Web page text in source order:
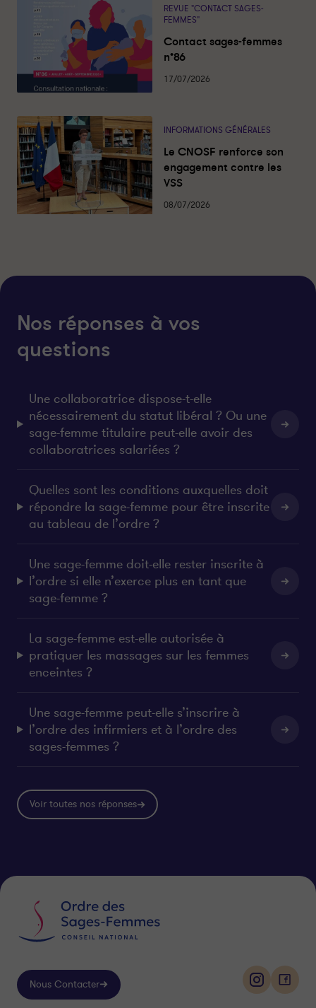
REVUE "CONTACT SAGES-
FEMMES"
Contact sages-femmes
n°86
17/07/2026
INFORMATIONS GÉNÉRALES
Le CNOSF renforce son
engagement contre les
VSS
08/07/2026
Nos réponses à vos
questions
Voir toutes nos réponses
Une collaboratrice dispose-t-elle
nécessairement du statut libéral ? Ou une
sage-femme titulaire peut-elle avoir des
collaboratrices salariées ?
Quelles sont les conditions auxquelles doit
répondre la sage-femme pour être inscrite
au tableau de l’ordre ?
Une sage-femme doit-elle rester inscrite à
l’ordre si elle n’exerce plus en tant que
sage-femme ?
La sage-femme est-elle autorisée à
pratiquer les massages sur les femmes
enceintes ?
Une sage-femme peut-elle s’inscrire à
l’ordre des infirmiers et à l’ordre des
sages-femmes ?
Nous Contacter
i
f